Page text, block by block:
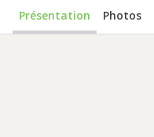
Présentation Photos